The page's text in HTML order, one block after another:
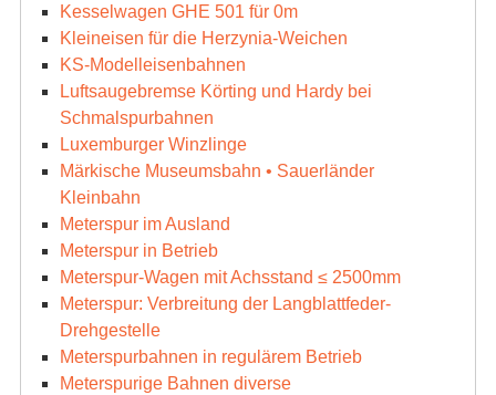
Kesselwagen GHE 501 für 0m
Kleineisen für die Herzynia-Weichen
KS-Modelleisenbahnen
Luftsaugebremse Körting und Hardy bei
Schmalspurbahnen
Luxemburger Winzlinge
Märkische Museumsbahn • Sauerländer
Kleinbahn
Meterspur im Ausland
Meterspur in Betrieb
Meterspur-Wagen mit Achsstand ≤ 2500mm
Meterspur: Verbreitung der Langblattfeder-
Drehgestelle
Meterspurbahnen in regulärem Betrieb
Meterspurige Bahnen diverse